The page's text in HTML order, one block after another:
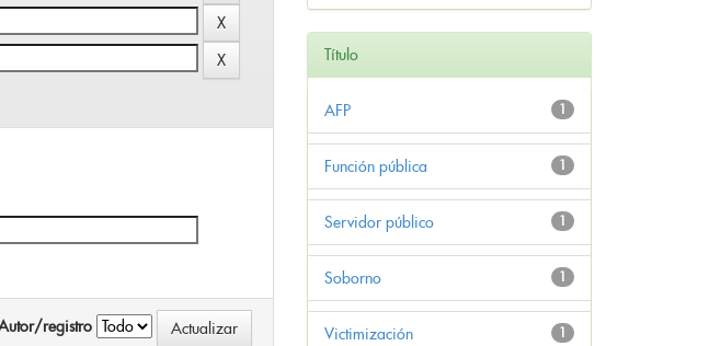
registro
Título
1
AFP
1
Función pública
1
Servidor público
1
Soborno
1
Victimización